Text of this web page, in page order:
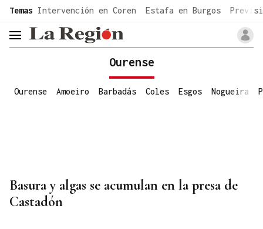
common.go-to-content
Temas Intervención en Coren Estafa en Burgos
header.menu.open
Ourense
Ourense Amoeiro Barbadás Coles Esgos Nogueira
Basura y algas se acumulan en la presa de
Castadón